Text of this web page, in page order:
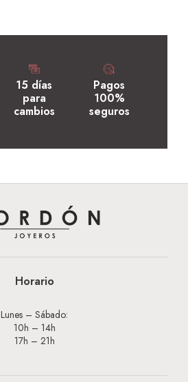
15 días
para
cambios
Pagos
100%
seguros
Horario
Lunes – Sábado:
10h – 14h
17h – 21h